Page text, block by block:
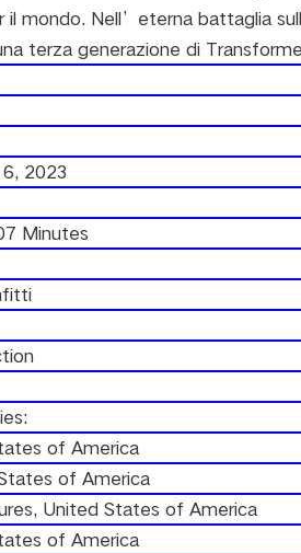
il mondo. Nell’eterna battaglia
terza generazione di
2023
Minutes
of America
of America
United States of America
of America